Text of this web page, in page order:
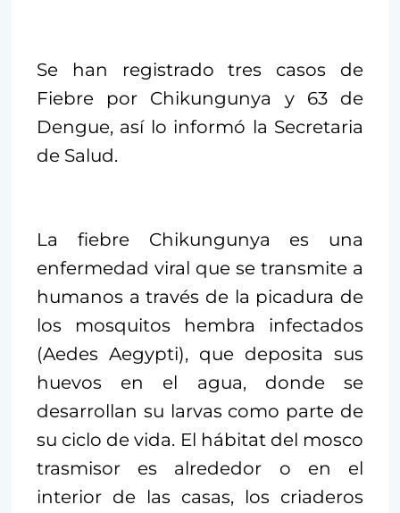
Se han registrado tres casos de
Fiebre por Chikungunya y 63 de
Dengue, así lo informó la Secretaria
de Salud.
La fiebre Chikungunya es una
enfermedad viral que se transmite a
humanos a través de la picadura de
los mosquitos hembra infectados
(Aedes Aegypti), que deposita sus
huevos en el agua, donde se
desarrollan su larvas como parte de
su ciclo de vida. El hábitat del mosco
trasmisor es alrededor o en el
interior de las casas, los criaderos